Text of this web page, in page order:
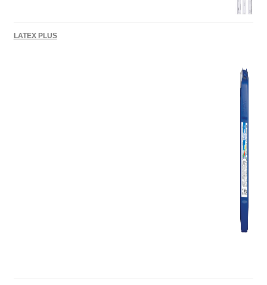
LATEX PLUS